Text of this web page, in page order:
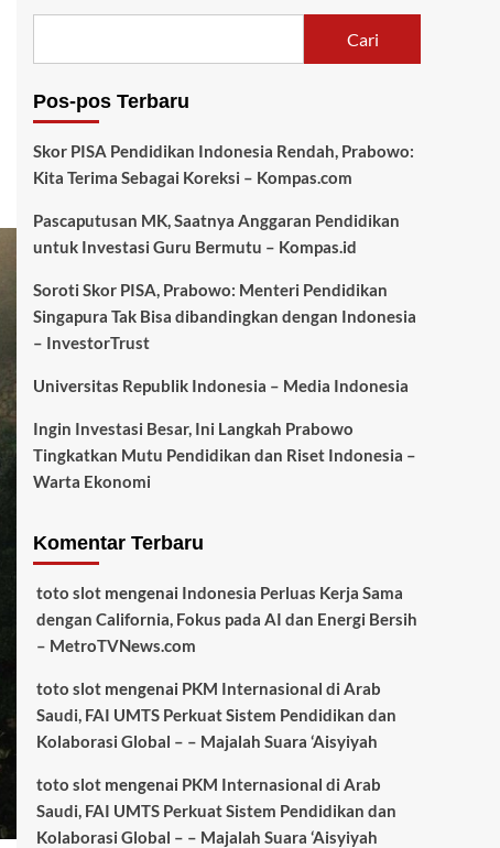
Cari
Pos-pos Terbaru
Skor PISA Pendidikan Indonesia Rendah, Prabowo:
Kita Terima Sebagai Koreksi – Kompas.com
Pascaputusan MK, Saatnya Anggaran Pendidikan
untuk Investasi Guru Bermutu – Kompas.id
Soroti Skor PISA, Prabowo: Menteri Pendidikan
Singapura Tak Bisa dibandingkan dengan Indonesia
– InvestorTrust
Universitas Republik Indonesia – Media Indonesia
Ingin Investasi Besar, Ini Langkah Prabowo
Tingkatkan Mutu Pendidikan dan Riset Indonesia –
Warta Ekonomi
Komentar Terbaru
toto slotmengenai Indonesia Perluas Kerja Sama
dengan California, Fokus pada AI dan Energi Bersih
– MetroTVNews.com
toto slotmengenai PKM Internasional di Arab
Saudi, FAI UMTS Perkuat Sistem Pendidikan dan
Kolaborasi Global – – Majalah Suara ‘Aisyiyah
toto slotmengenai PKM Internasional di Arab
Saudi, FAI UMTS Perkuat Sistem Pendidikan dan
Kolaborasi Global – – Majalah Suara ‘Aisyiyah